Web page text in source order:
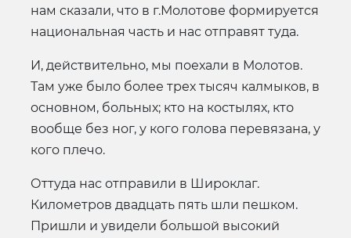
нам сказали, что в г.Молотове формируется
национальная часть и нас отправят туда.
И, действительно, мы поехали в Молотов.
Там уже было более трех тысяч калмыков, в
основном, больных; кто на костылях, кто
вообще без ног, у кого голова перевязана, у
кого плечо.
Оттуда нас отправили в Широклаг.
Километров двадцать пять шли пешком.
Пришли и увидели большой высокий